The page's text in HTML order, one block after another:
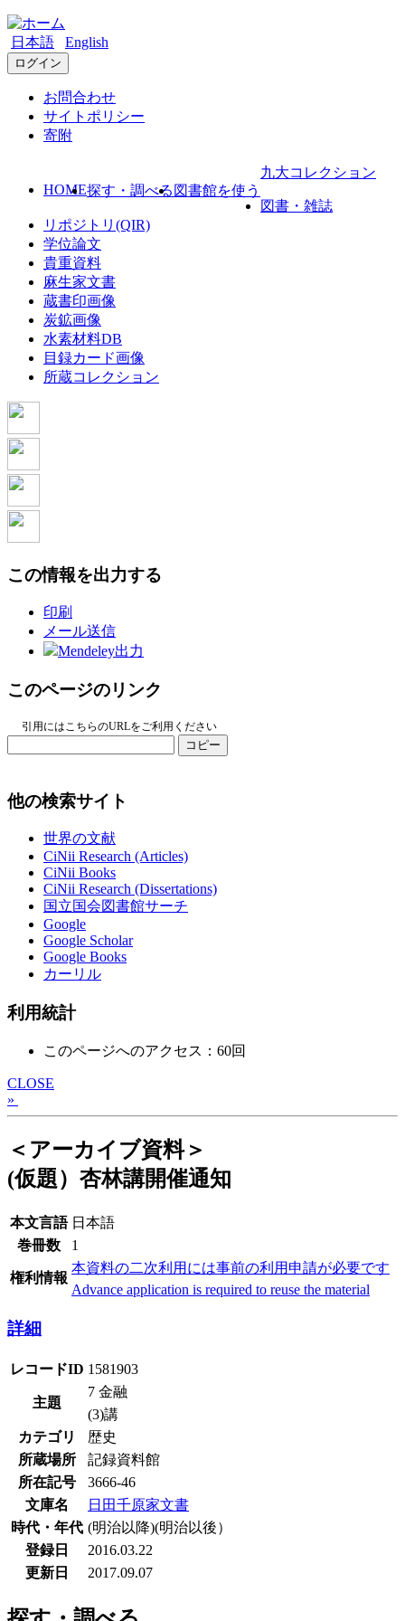
日本語 English
ログイン
お問合わせ
サイトポリシー
寄附
HOME探す・調べる 図書館を使う
九大コレクション
図書・雑誌
リポジトリ(QIR)
学位論文
貴重資料
麻生家文書
蔵書印画像
炭鉱画像
水素材料DB
目録カード画像
所蔵コレクション
この情報を出力する
印刷
メール送信
Mendeley出力
このページのリンク
引用にはこちらのURLをご利用ください
コピー
他の検索サイト
世界の文献
CiNii Research (Articles)
CiNii Books
CiNii Research (Dissertations)
国立国会図書館サーチ
Google
Google Scholar
Google Books
カーリル
利用統計
このページへのアクセス：60回
CLOSE
»
＜アーカイブ資料＞
(仮題）杏林講開催通知
本文言語 日本語
巻冊数
1
権利情報
本資料の二次利用には事前の利用申請が必要です
Advance application is required to reuse the material
詳細
レコードID 1581903
主題
7 金融
(3)講
カテゴリ
歴史
所蔵場所
記録資料館
所在記号
3666-46
文庫名
日田千原家文書
時代・年代 (明治以降)(明治以後）
登録日
2016.03.22
更新日
2017.09.07